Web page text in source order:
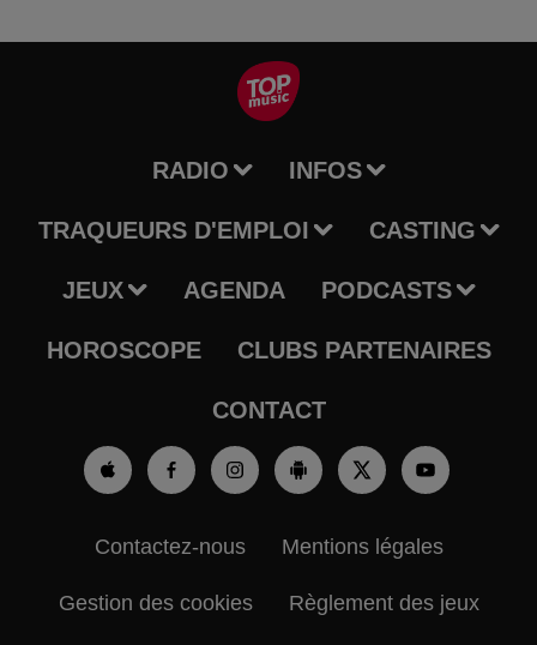
RADIO INFOS
TRAQUEURS D'EMPLOI CASTING
JEUX AGENDA PODCASTS
HOROSCOPE CLUBS PARTENAIRES
CONTACT
Contactez-nous Mentions légales
Gestion des cookies Règlement des jeux